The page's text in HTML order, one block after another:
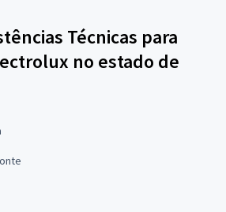
Técnicas para
no estado de